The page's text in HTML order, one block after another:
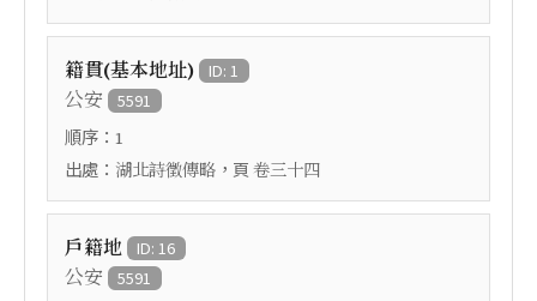
籍貫(基本地址) ID: 1
公安 5591
順序： 1
出處： 湖北詩徵傳略 ，頁 卷三十四
戶籍地 ID: 16
公安 5591